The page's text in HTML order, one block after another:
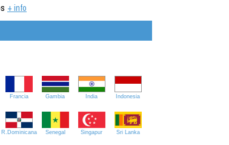
+ info
Francia Gambia India Indonesia
R.Dominicana Senegal Singapur Sri Lanka